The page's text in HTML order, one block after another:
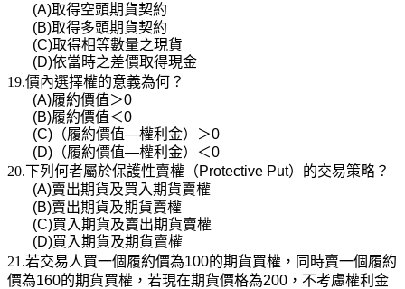
(A)取得空頭期貨契約
(B)取得多頭期貨契約
(C)取得相等數量之現貨
(D)依當時之差價取得現金
19.價內選擇權的意義為何？
(A)履約價值＞0
(B)履約價值＜0
(C) （履約價值—權利金）＞0
(D) （履約價值—權利金）＜0
20.下列何者屬於保護性賣權（Protective Put）的交易策略？
(A)賣出期貨及買入期貨賣權
(B)賣出期貨及期貨賣權
(C)買入期貨及賣出期貨賣權
(D)買入期貨及期貨賣權
21.若交易人買一個履約價為100的期貨買權，同時賣一個履約
價為160的期貨買權，若現在期貨價格為200 ，不考慮權利金